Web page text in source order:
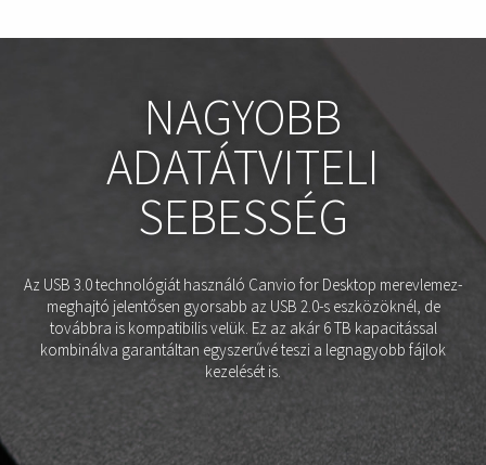
NAGYOBB
ADATÁTVITELI
SEBESSÉG
Az USB 3.0 technológiát használó Canvio for Desktop merevlemez-
meghajtó jelentősen gyorsabb az USB 2.0-s eszközöknél, de
továbbra is kompatibilis velük. Ez az akár 6 TB kapacitással
kombinálva garantáltan egyszerűvé teszi a legnagyobb fájlok
kezelését is.